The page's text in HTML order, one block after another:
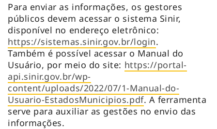
Para enviar as informações, os gestores
públicos devem acessar o sistema Sinir,
disponível no endereço eletrônico:
https://sistemas.sinir.gov.br/login.
Também é possível acessar o Manual do
Usuário, por meio do site: https://portal-
api.sinir.gov.br/wp-
content/uploads/2022/07/1-Manual-do-
Usuario-EstadosMunicipios.pdf. A ferramenta
serve para auxiliar as gestões no envio das
informações.